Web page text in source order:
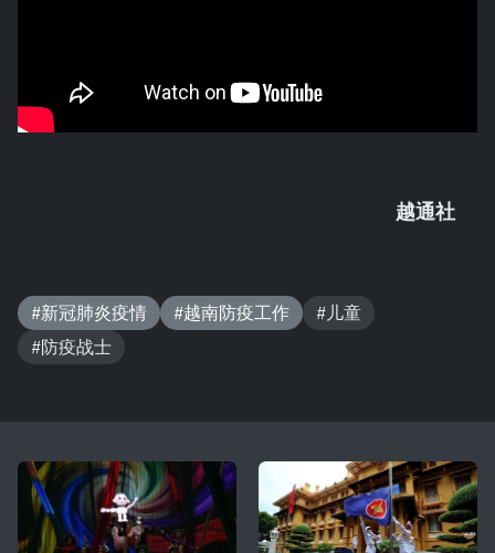
越通社
#新冠肺炎疫情 #越南防疫工作
#儿童
#防疫战士